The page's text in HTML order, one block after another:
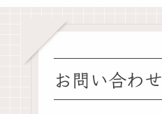
お問い合わせ